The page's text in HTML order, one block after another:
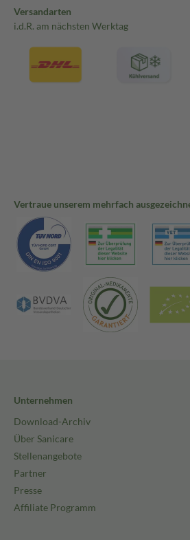
Versandarten
i.d.R. am nächsten Werktag
Vertraue unserem mehrfach
Unternehmen
Download-Archiv
Über Sanicare
Stellenangebote
Partner
Presse
Affiliate Programm